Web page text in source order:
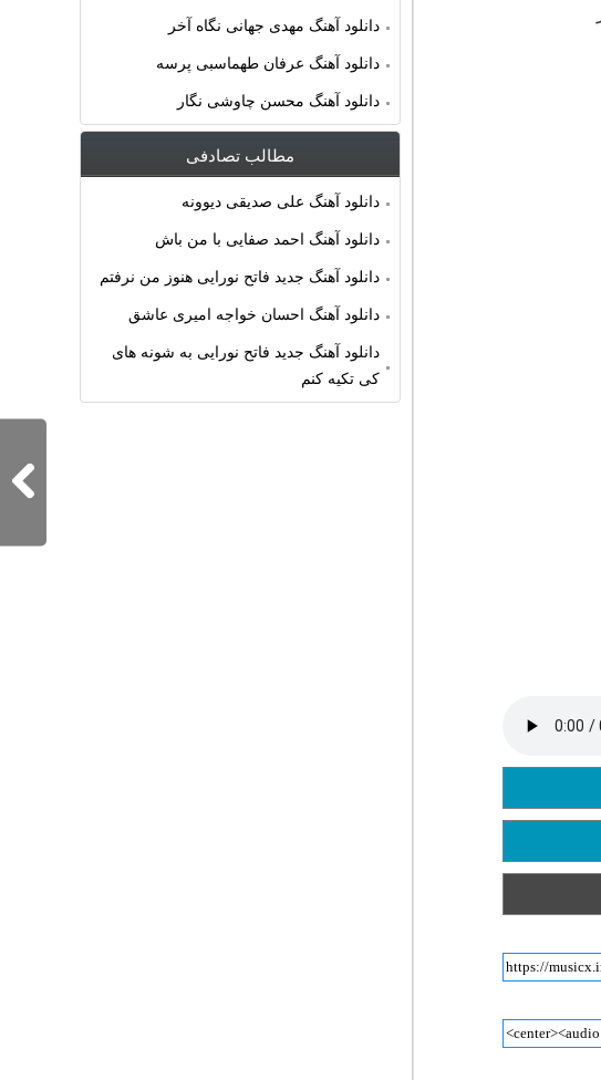
دانلود آهنگ مهدی جهانی نگاه آخر
دانلود آهنگ عرفان طهماسبی پرسه
دانلود آهنگ محسن چاوشی نگار
مطالب تصادفی
دانلود آهنگ علی صدیقی دیوونه
دانلود آهنگ احمد صفایی با من باش
دانلود آهنگ جدید فاتح نورایی هنوز من نرفتم
دانلود آهنگ احسان خواجه امیری عاشق
دانلود آهنگ جدید فاتح نورایی به شونه های
کی تکیه کنم